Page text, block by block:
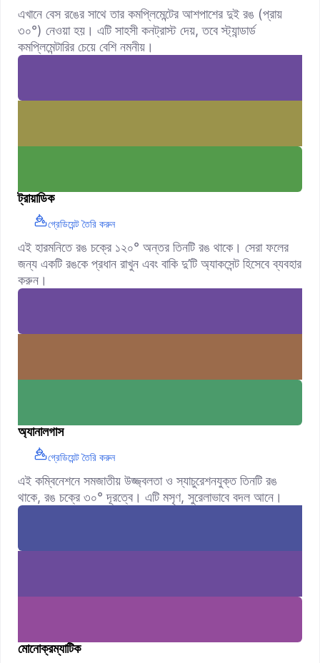
এখানে বেস রঙের সাথে তার কমপ্লিমেন্টের আশপাশের দুই রঙ (প্রায়
৩০°) নেওয়া হয়। এটি সাহসী কনট্রাস্ট দেয়, তবে স্ট্যান্ডার্ড
কমপ্লিমেন্টারির চেয়ে বেশি নমনীয়।
ট্রায়াডিক
গ্রেডিয়েন্ট তৈরি করুন
এই হারমনিতে রঙ চক্রে ১২০° অন্তর তিনটি রঙ থাকে। সেরা ফলের
জন্য একটি রঙকে প্রধান রাখুন এবং বাকি দু’টি অ্যাকসেন্ট হিসেবে ব্যবহার
করুন।
অ্যানালগাস
গ্রেডিয়েন্ট তৈরি করুন
এই কম্বিনেশনে সমজাতীয় উজ্জ্বলতা ও স্যাচুরেশনযুক্ত তিনটি রঙ
থাকে, রঙ চক্রে ৩০° দূরত্বে। এটি মসৃণ, সুরেলাভাবে বদল আনে।
মোনোক্রম্যাটিক